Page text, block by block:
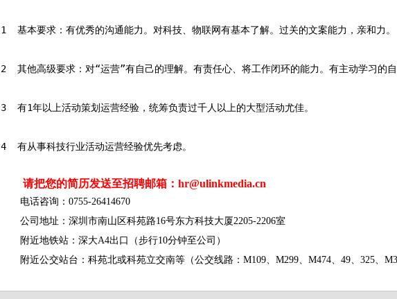
1  基本要求：有优秀的沟通能力。对科技、物联网有基本了解。过关的文案能力，亲和力。
2  其他高级要求：对“运营”有自己的理解。有责任心、将工作闭环的能力。有主动学习的
3  有1年以上活动策划运营经验，统筹负责过千人以上的大型活动尤佳。
4  有从事科技行业活动运营经验优先考虑。
请把您的简历发送至招聘邮箱：hr@ulinkmedia.cn
电话咨询：0755-26414670
公司地址：深圳市南山区科苑路16号东方科技大厦2205-2206室
附近地铁站：深大A4出口（步行10分钟至公司）
附近公交站台：科苑北或科苑立交南等（公交线路：M109、M299、M474、49、325、